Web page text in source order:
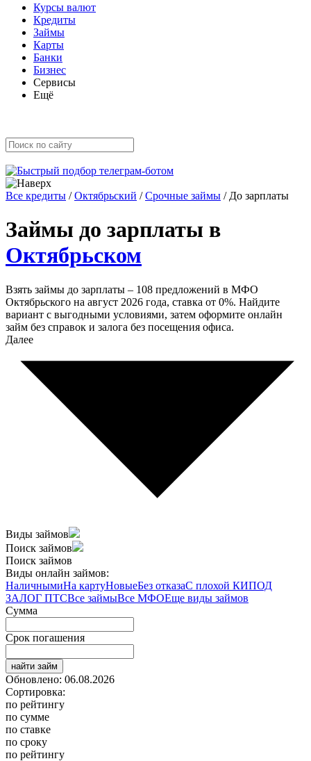
Курсы валют
Кредиты
Займы
Карты
Банки
Бизнес
Сервисы
Ещё
Все кредиты /Октябрьский /Срочные займы / До зарплаты
Займы до зарплаты в
Октябрьском
Взять займы до зарплаты – 108 предложений в МФО
Октябрьского на август 2026 года, ставка от 0%. Найдите
вариант с выгодными условиями, затем оформите онлайн
займ без справок и залога без посещения офиса.
Далее
Виды займов
Поиск займов
Поиск займов
Виды онлайн займов:
НаличнымиНа картуНовыеБез отказаС плохой КИПОД
ЗАЛОГ ПТСВсе займыВсе МФОЕще виды займов
Сумма
Срок погашения
найти займ
Обновлено: 06.08.2026
Сортировка:
по рейтингу
по сумме
по ставке
по сроку
по рейтингу